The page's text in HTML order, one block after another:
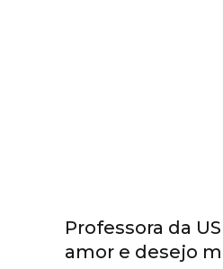
Professora da
amor e desejo